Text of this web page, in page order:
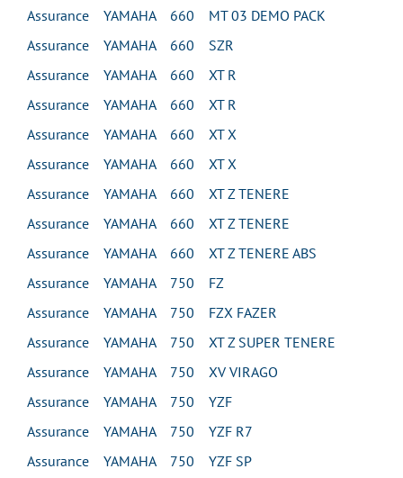
Assurance YAMAHA 660 MT 03 DEMO PACK
Assurance YAMAHA 660 SZR
Assurance YAMAHA 660 XT R
Assurance YAMAHA 660 XT R
Assurance YAMAHA 660 XT X
Assurance YAMAHA 660 XT X
Assurance YAMAHA 660 XT Z TENERE
Assurance YAMAHA 660 XT Z TENERE
Assurance YAMAHA 660 XT Z TENERE ABS
Assurance YAMAHA 750 FZ
Assurance YAMAHA 750 FZX FAZER
Assurance YAMAHA 750 XT Z SUPER TENERE
Assurance YAMAHA 750 XV VIRAGO
Assurance YAMAHA 750 YZF
Assurance YAMAHA 750 YZF R7
Assurance YAMAHA 750 YZF SP